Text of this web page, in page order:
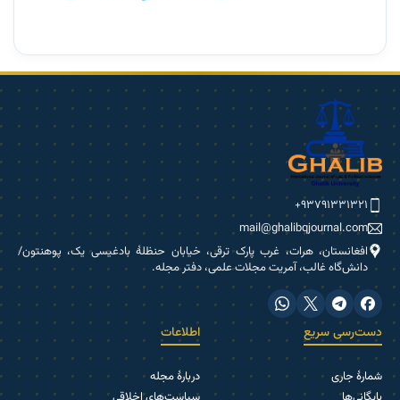
۹۳۷۹۱۳۳۱۳۲۱+
mail@ghalibqjournal.com
افغانستان، هرات، غرب پارک ترقی، خیابان حنظلۀ بادغیسی یک، پوهنتون/
دانش‌گاه غالب، آمریت مجلات علمی، دفتر مجله.
دست‌رسی سریع
شمارۀ جاری
اطلاعات
دربارۀ مجله